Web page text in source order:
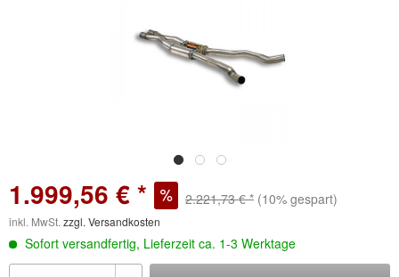
1.999,56 € * 2.221,73 € * (10% gespart)
inkl. MwSt. zzgl. Versandkosten
Sofort versandfertig, Lieferzeit ca. 1-3 Werktage